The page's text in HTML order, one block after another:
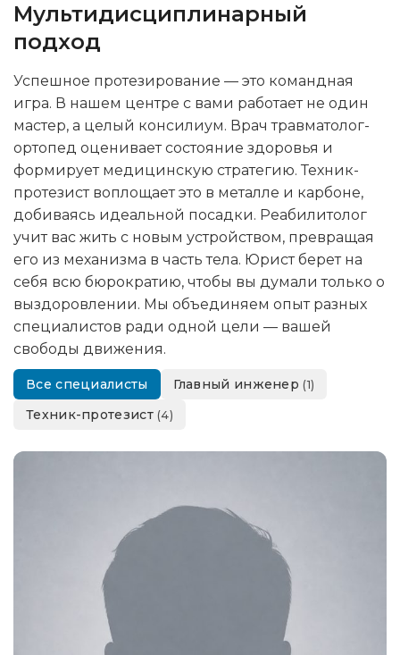
Мультидисциплинарный
подход
Успешное протезирование — это командная
игра. В нашем центре с вами работает не один
мастер, а целый консилиум. Врач травматолог-
ортопед оценивает состояние здоровья и
формирует медицинскую стратегию. Техник-
протезист воплощает это в металле и карбоне,
добиваясь идеальной посадки. Реабилитолог
учит вас жить с новым устройством, превращая
его из механизма в часть тела. Юрист берет на
себя всю бюрократию, чтобы вы думали только о
выздоровлении. Мы объединяем опыт разных
специалистов ради одной цели — вашей
свободы движения.
Все специалисты Главный инженер(1)
Техник-протезист(4)